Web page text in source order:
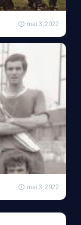
mai 3, 2022
mai 3, 2022